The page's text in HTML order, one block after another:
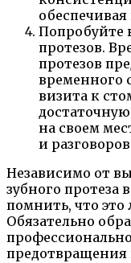
Попробуйте
протезов.
протезов
временного
визита к
на своем
и
Независимо от
зубного протеза
помнить, что
Обязательно